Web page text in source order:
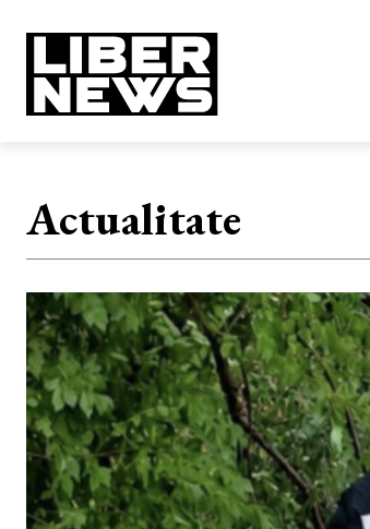
Actualitate